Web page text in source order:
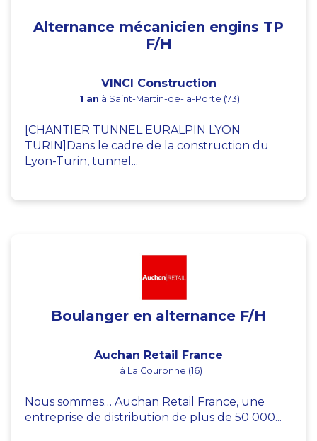
Alternance mécanicien engins TP
F/H
VINCI Construction
1 an à Saint-Martin-de-la-Porte (73)
[CHANTIER TUNNEL EURALPIN LYON
TURIN]Dans le cadre de la construction du
Lyon-Turin, tunnel...
Boulanger en alternance F/H
Auchan Retail France
à La Couronne (16)
Nous sommes… Auchan Retail France, une
entreprise de distribution de plus de 50 000...